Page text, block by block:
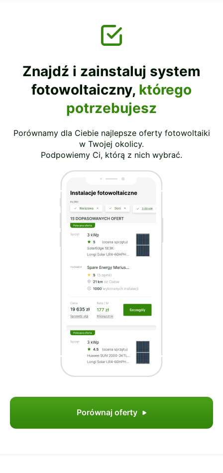
Znajdź i zainstaluj system
fotowoltaiczny, którego
potrzebujesz
Porównamy dla Ciebie najlepsze oferty fotowoltaiki
w Twojej okolicy.
Podpowiemy Ci, którą z nich wybrać.
Porównaj oferty